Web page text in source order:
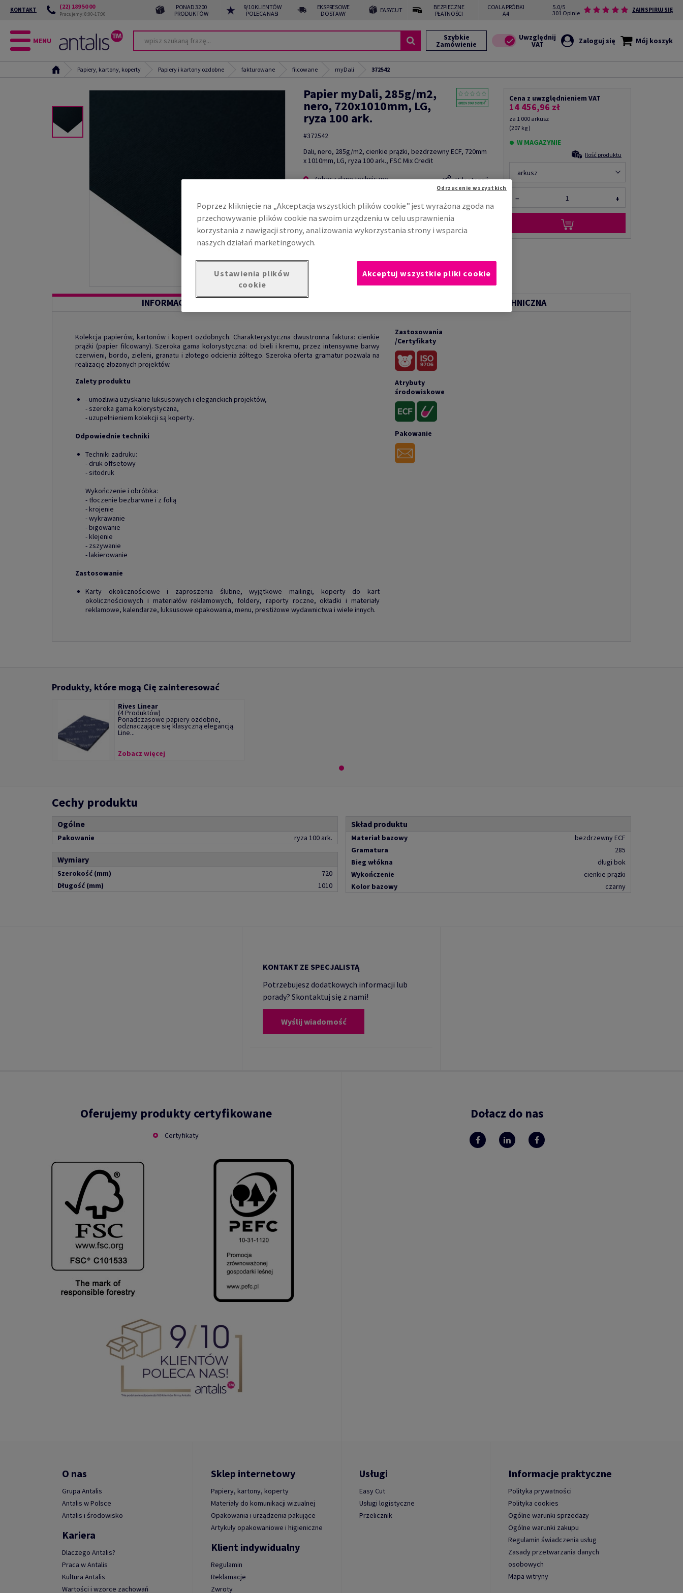
KONTAKT (22) 189 50 00
Pracujemy: 8:00-17:00
PONAD 3200
PRODUKTÓW
9/10 KLIENTÓW
POLECA NAS!
EKSPRESOWE
DOSTAWY
EASYCUT
BEZPIECZNE
PŁATNOŚCI
COALA PRÓBKI
A4
5.0/5
301 Opinie
ZAINSPIRUJ SIĘ
MENU Szybkie
Zamówienie Zaloguj się Mój koszyk
Papiery, kartony, koperty Papiery i kartony ozdobne fakturowane filcowane myDali 372542
Papier myDali, 285g/m2,
nero, 720x1010mm, LG,
ryza 100 ark.
#372542
Dali, nero, 285g/m2, cienkie prążki, bezdrzewny ECF, 720mm
x 1010mm, LG, ryza 100 ark., FSC Mix Credit
Zobacz dane techniczne
Udostępnij
Cena z uwzględnieniem VAT
14 456,96 zł
za 1 000 arkusz
(207 kg )
W MAGAZYNIE
Ilość produktu
arkusz
− +
INFORMACJE O PRODUKCIE DOKUMENTACJA TECHNICZNA
Kolekcja papierów, kartonów i kopert ozdobnych. Charakterystyczna dwustronna faktura: cienkie
prążki (papier filcowany). Szeroka gama kolorystyczna: od bieli i kremu, przez intensywne barwy
czerwieni, bordo, zieleni, granatu i złotego odcienia żółtego. Szeroka oferta gramatur pozwala na
realizację złożonych projektów.
Zalety produktu
- umożliwia uzyskanie luksusowych i eleganckich projektów,
- szeroka gama kolorystyczna,
- uzupełnieniem kolekcji są koperty.
Odpowiednie techniki
Techniki zadruku:
- druk offsetowy
- sitodruk
Wykończenie i obróbka:
- tłoczenie bezbarwne i z folią
- krojenie
- wykrawanie
- bigowanie
- klejenie
- zszywanie
- lakierowanie
Zastosowanie
Karty okolicznościowe i zaproszenia ślubne, wyjątkowe mailingi, koperty do kart
okolicznościowych i materiałów reklamowych, foldery, raporty roczne, okładki i materiały
reklamowe, kalendarze, luksusowe opakowania, menu, prestiżowe wydawnictwa i wiele innych.
Zastosowania
/Certyfikaty
Atrybuty
środowiskowe
Pakowanie
Produkty, które mogą Cię zainteresować
Rives Linear
(4 Produktów)
Ponadczasowe papiery ozdobne,
odznaczające się klasyczną elegancją.
Line...
Zobacz więcej
Cechy produktu
Ogólne
Pakowanie ryza 100 ark.
Wymiary
Szerokość (mm)
720
Długość (mm)
1010
Skład produktu
Materiał bazowy
bezdrzewny ECF
Gramatura
285
Bieg włókna
długi bok
Wykończenie
cienkie prążki
Kolor bazowy
czarny
KONTAKT ZE SPECJALISTĄ
Potrzebujesz dodatkowych informacji lub
porady? Skontaktuj się z nami!
Wyślij wiadomość
Oferujemy produkty certyfikowane
Certyfikaty
Dołacz do nas
O nas
Grupa Antalis
Antalis w Polsce
Antalis i środowisko
Kariera
Dlaczego Antalis?
Praca w Antalis
Kultura Antalis
Wartości i wzorce zachowań
Sklep internetowy
Papiery, kartony, koperty
Materiały do komunikacji wizualnej
Opakowania i urządzenia pakujące
Artykuły opakowaniowe i higieniczne
Klient indywidualny
Regulamin
Reklamacje
Zwroty
Usługi
Easy Cut
Usługi logistyczne
Przelicznik
Informacje praktyczne
Polityka prywatności
Polityka cookies
Ogólne warunki sprzedaży
Ogólne warunki zakupu
Regulamin świadczenia usług
Zasady przetwarzania danych
osobowych
Mapa witryny
Poprzez kliknięcie na „Akceptacja wszystkich plików cookie” jest wyrażona zgoda na
przechowywanie plików cookie na swoim urządzeniu w celu usprawnienia
korzystania z nawigacji strony, analizowania wykorzystania strony i wsparcia
naszych działań marketingowych.
Ustawienia plików
cookie
Odrzucenie wszystkich
Akceptuj wszystkie pliki cookie